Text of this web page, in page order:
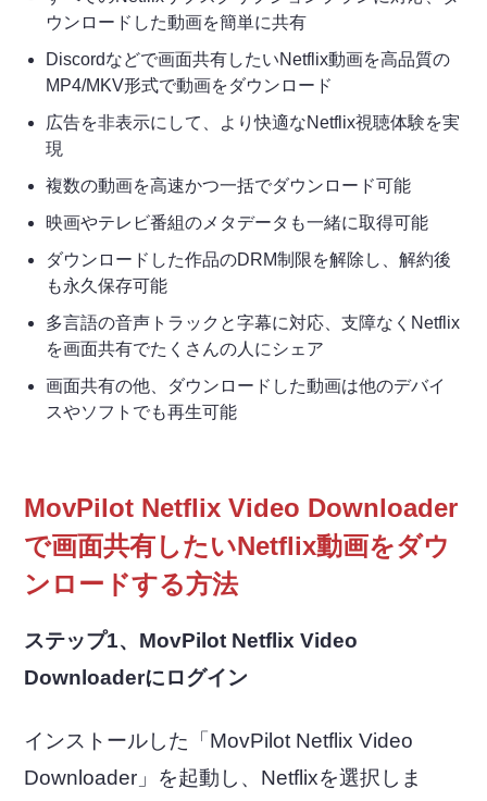
ウンロードした動画を簡単に共有
Discordなどで画面共有したいNetflix動画を高品質の
MP4/MKV形式で動画をダウンロード
広告を非表示にして、より快適なNetflix視聴体験を実
現
複数の動画を高速かつ一括でダウンロード可能
映画やテレビ番組のメタデータも一緒に取得可能
ダウンロードした作品のDRM制限を解除し、解約後
も永久保存可能
多言語の音声トラックと字幕に対応、支障なくNetflix
を画面共有でたくさんの人にシェア
画面共有の他、ダウンロードした動画は他のデバイ
スやソフトでも再生可能
MovPilot Netflix Video Downloader
で画面共有したいNetflix動画をダウ
ンロードする方法
ステップ1、MovPilot Netflix Video
Downloaderにログイン
インストールした「MovPilot Netflix Video
Downloader」を起動し、Netflixを選択しま